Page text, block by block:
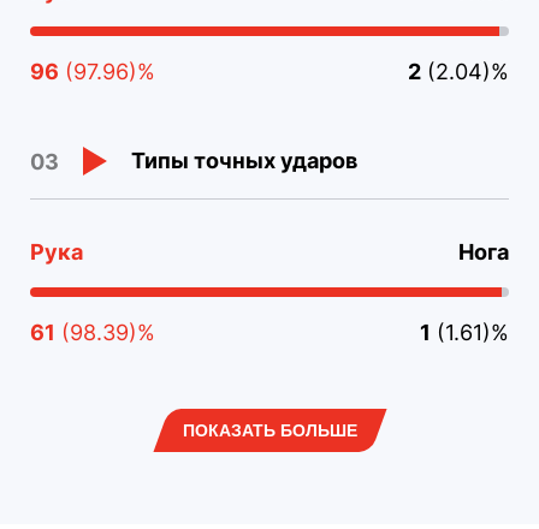
96 (97.96)% 2 (2.04)%
03 Типы точных ударов
Рука Нога
61 (98.39)% 1 (1.61)%
ПОКАЗАТЬ БОЛЬШЕ